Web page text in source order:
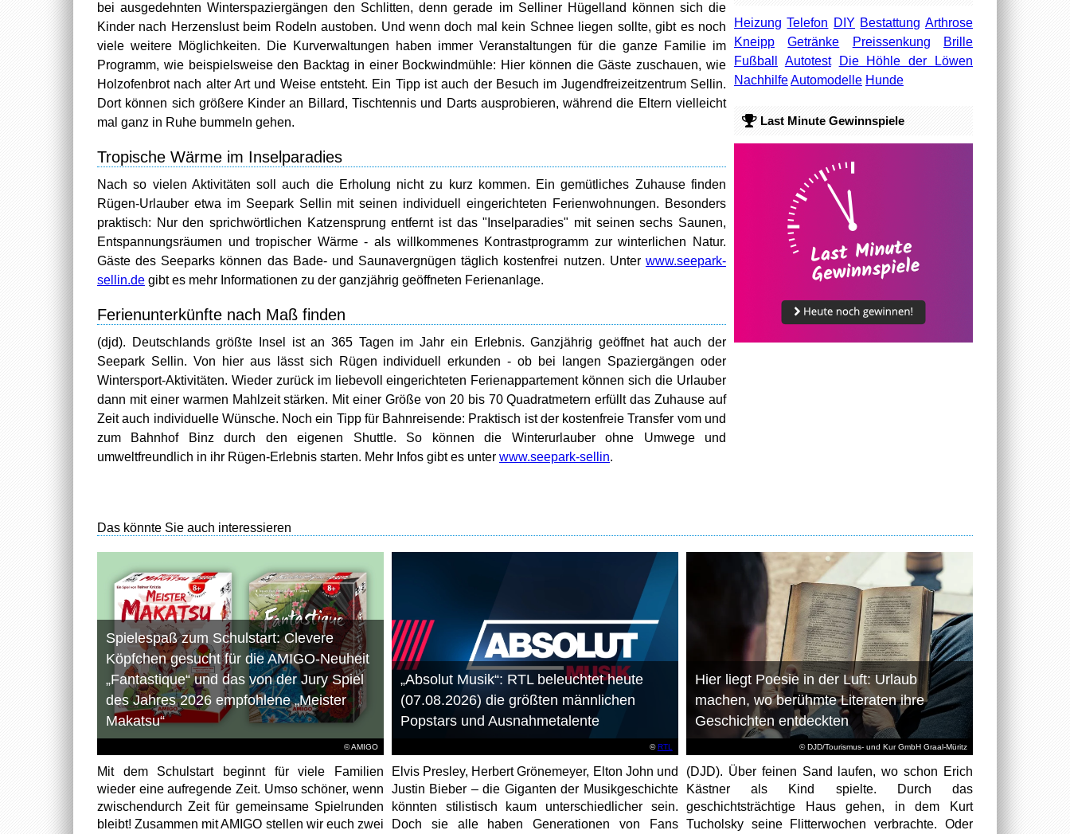
bei ausgedehnten Winterspaziergängen den Schlitten, denn gerade im Selliner Hügelland können sich die
Kinder nach Herzenslust beim Rodeln austoben. Und wenn doch mal kein Schnee liegen sollte, gibt es noch
viele weitere Möglichkeiten. Die Kurverwaltungen haben immer Veranstaltungen für die ganze Familie im
Programm, wie beispielsweise den Backtag in einer Bockwindmühle: Hier können die Gäste zuschauen, wie
Holzofenbrot nach alter Art und Weise entsteht. Ein Tipp ist auch der Besuch im Jugendfreizeitzentrum Sellin.
Dort können sich größere Kinder an Billard, Tischtennis und Darts ausprobieren, während die Eltern vielleicht
mal ganz in Ruhe bummeln gehen.
Tropische Wärme im Inselparadies
Nach so vielen Aktivitäten soll auch die Erholung nicht zu kurz kommen. Ein gemütliches Zuhause finden
Rügen-Urlauber etwa im Seepark Sellin mit seinen individuell eingerichteten Ferienwohnungen. Besonders
praktisch: Nur den sprichwörtlichen Katzensprung entfernt ist das "Inselparadies" mit seinen sechs Saunen,
Entspannungsräumen und tropischer Wärme - als willkommenes Kontrastprogramm zur winterlichen Natur.
Gäste des Seeparks können das Bade- und Saunavergnügen täglich kostenfrei nutzen. Unter www.seepark-
sellin.de gibt es mehr Informationen zu der ganzjährig geöffneten Ferienanlage.
Ferienunterkünfte nach Maß finden
(djd). Deutschlands größte Insel ist an 365 Tagen im Jahr ein Erlebnis. Ganzjährig geöffnet hat auch der
Seepark Sellin. Von hier aus lässt sich Rügen individuell erkunden - ob bei langen Spaziergängen oder
Wintersport-Aktivitäten. Wieder zurück im liebevoll eingerichteten Ferienappartement können sich die Urlauber
dann mit einer warmen Mahlzeit stärken. Mit einer Größe von 20 bis 70 Quadratmetern erfüllt das Zuhause auf
Zeit auch individuelle Wünsche. Noch ein Tipp für Bahnreisende: Praktisch ist der kostenfreie Transfer vom und
zum Bahnhof Binz durch den eigenen Shuttle. So können die Winterurlauber ohne Umwege und
umweltfreundlich in ihr Rügen-Erlebnis starten. Mehr Infos gibt es unter www.seepark-sellin.
Heizung Telefon DIY Bestattung Arthrose
Kneipp
Getränke Preissenkung
Brille
Fußball
Autotest
Die Höhle der Löwen
NachhilfeAutomodelle Hunde
Last Minute Gewinnspiele
Das könnte Sie auch interessieren
© AMIGO
Spielespaß zum Schulstart: Clevere
Köpfchen gesucht für die AMIGO-Neuheit
„Fantastique“ und das von der Jury Spiel
des Jahres 2026 empfohlene „Meister
Makatsu“
Mit dem Schulstart beginnt für viele Familien
wieder eine aufregende Zeit. Umso schöner, wenn
zwischendurch Zeit für gemeinsame Spielrunden
bleibt! Zusammen mit AMIGO stellen wir euch zwei
© RTL
„Absolut Musik“: RTL beleuchtet heute
(07.08.2026) die größten männlichen
Popstars und Ausnahmetalente
Elvis Presley, Herbert Grönemeyer, Elton John und
Justin Bieber – die Giganten der Musikgeschichte
könnten stilistisch kaum unterschiedlicher sein.
Doch sie alle haben Generationen von Fans
© DJD/Tourismus- und Kur GmbH Graal-Müritz
Hier liegt Poesie in der Luft: Urlaub
machen, wo berühmte Literaten ihre
Geschichten entdeckten
(DJD). Über feinen Sand laufen, wo schon Erich
Kästner als Kind spielte. Durch das
geschichtsträchtige Haus gehen, in dem Kurt
Tucholsky seine Flitterwochen verbrachte. Oder